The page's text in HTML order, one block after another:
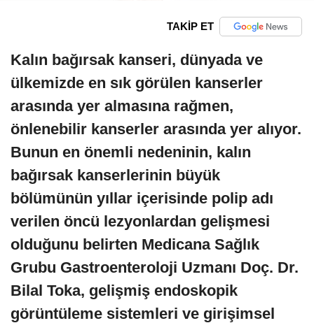
TAKİP ET
Kalın bağırsak kanseri, dünyada ve
ülkemizde en sık görülen kanserler
arasında yer almasına rağmen,
önlenebilir kanserler arasında yer alıyor.
Bunun en önemli nedeninin, kalın
bağırsak kanserlerinin büyük
bölümünün yıllar içerisinde polip adı
verilen öncü lezyonlardan gelişmesi
olduğunu belirten Medicana Sağlık
Grubu Gastroenteroloji Uzmanı Doç. Dr.
Bilal Toka, gelişmiş endoskopik
görüntüleme sistemleri ve girişimsel